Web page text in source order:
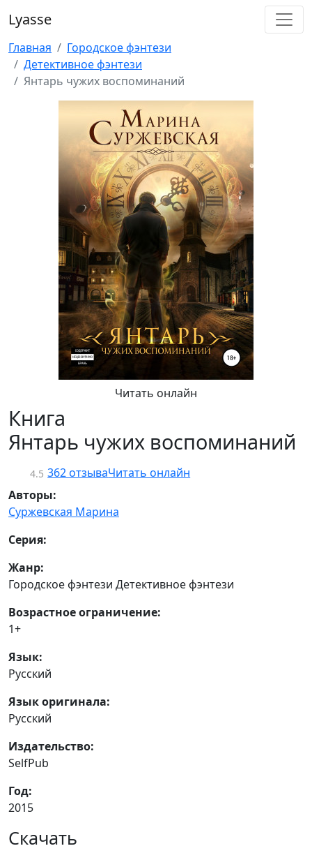
Lyasse
Главная
Городское фэнтези
Детективное фэнтези
Янтарь чужих воспоминаний
Читать онлайн
Книга
Янтарь чужих воспоминаний
4.5 362 отзываЧитать онлайн
Авторы:
Суржевская Марина
Серия:
Жанр:
Городское фэнтези Детективное фэнтези
Возрастное ограничение:
1+
Язык:
Русский
Язык оригинала:
Русский
Издательство:
SelfPub
Год:
2015
Скачать